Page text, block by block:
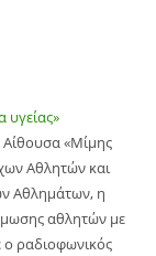
Αίθουσα «Μίμης
Αθλητών και
Αθλημάτων, η
αθλητών με
ραδιοφωνικός